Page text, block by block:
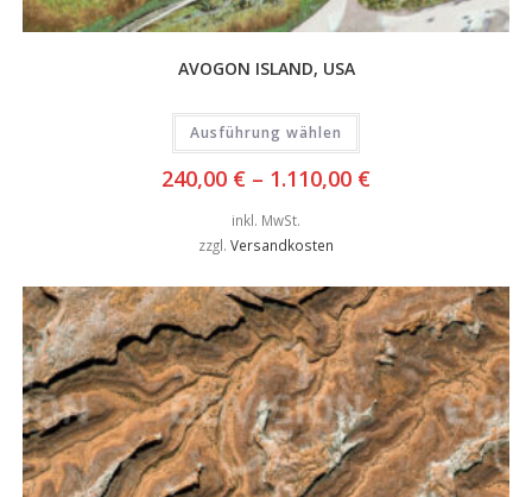
AVOGON ISLAND, USA
Ausführung wählen
240,00 € – 1.110,00 €
inkl. MwSt.
zzgl. Versandkosten